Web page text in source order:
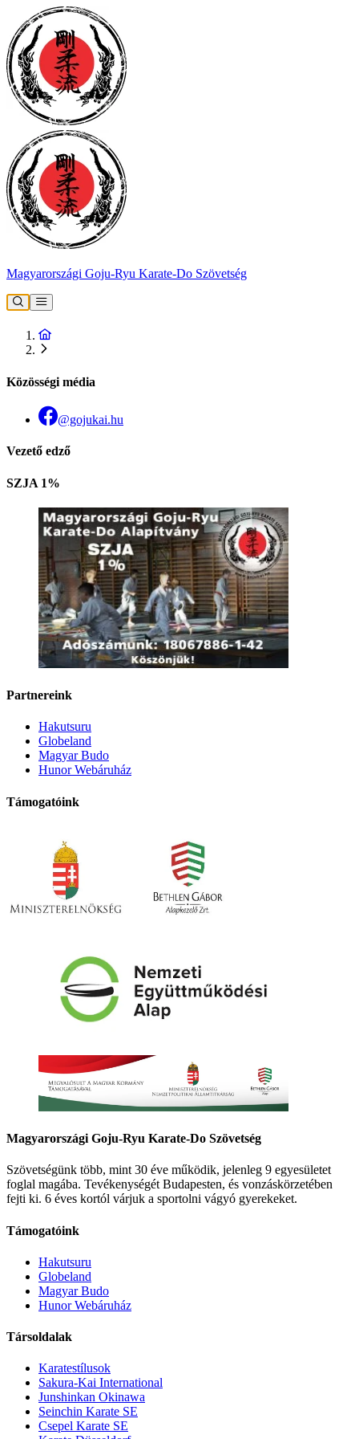
Magyarországi Goju-Ryu Karate-Do Szövetség
Közösségi média
@gojukai.hu
Vezető edző
SZJA 1%
Partnereink
Hakutsuru
Globeland
Magyar Budo
Hunor Webáruház
Támogatóink
Magyarországi Goju-Ryu Karate-Do Szövetség
Szövetségünk több, mint 30 éve működik, jelenleg 9 egyesületet
foglal magába. Tevékenységét Budapesten, és vonzáskörzetében
fejti ki. 6 éves kortól várjuk a sportolni vágyó gyerekeket.
Támogatóink
Hakutsuru
Globeland
Magyar Budo
Hunor Webáruház
Társoldalak
Karatestílusok
Sakura-Kai International
Junshinkan Okinawa
Seinchin Karate SE
Csepel Karate SE